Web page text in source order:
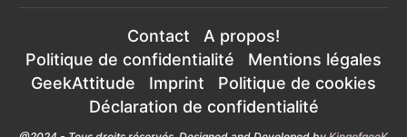
Contact
A propos!
Politique de confidentialité
Mentions légales
GeekAttitude
Imprint
Politique de cookies
Déclaration de confidentialité